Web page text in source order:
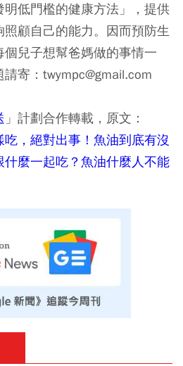
低門檻的健康方法」，提供
顧自己的能力。因而預防生
兒子想幫爸媽做的事情一
寄：twympc@gmail.com
」計劃合作轉載，原文：
，絕對出事！魚油到底有沒
麼一起吃？魚油什麼人不能